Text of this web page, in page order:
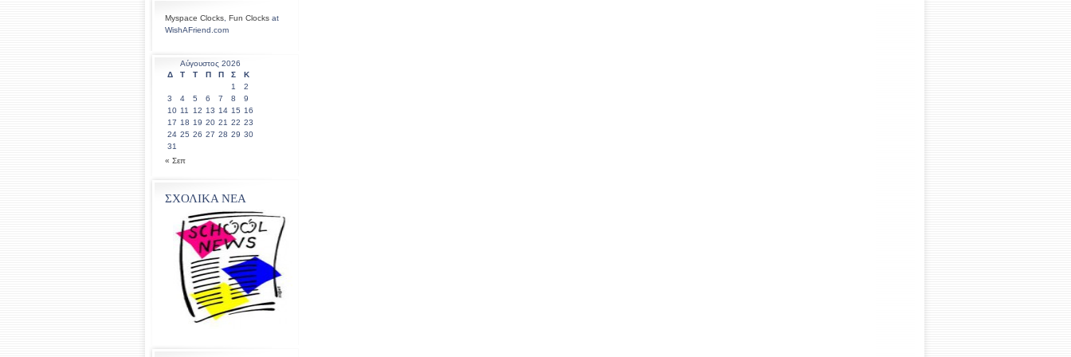
Myspace Clocks, Fun Clocks at
WishAFriend.com
Αύγουστος 2026
Δ
Τ Τ Π Π Σ
Κ
1
2
3
4 5 6 7 8
9
10 11 12 13 14 15 16
17 18 19 20 21 22 23
24 25 26 27 28 29 30
31
« Σεπ
ΣΧΟΛΙΚΑ ΝΕΑ